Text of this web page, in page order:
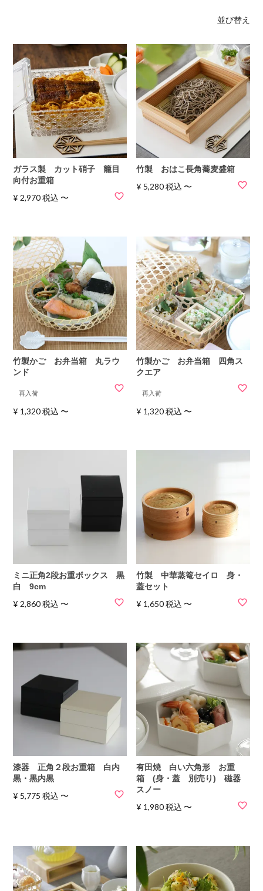
並び替え
ガラス製 カット硝子 籠目
向付お重箱
¥ 2,970 税込 〜
竹製 おはこ長角蕎麦盛箱
¥ 5,280税込 〜
竹製かご お弁当箱 丸ラウ
ンド
再入荷
¥ 1,320 税込 〜
竹製かご お弁当箱 四角ス
クエア
再入荷
¥ 1,320税込 〜
ミニ正角2段お重ボックス 黒
白 9cm
¥ 2,860 税込 〜
竹製 中華蒸篭セイロ 身・
蓋セット
¥ 1,650税込 〜
漆器 正角２段お重箱 白内
黒・黒内黒
¥ 5,775 税込 〜
有田焼 白い六角形 お重
箱 (身・蓋 別売り) 磁器
スノー
¥ 1,980税込 〜